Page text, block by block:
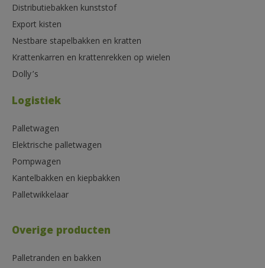
Distributiebakken kunststof
Export kisten
Nestbare stapelbakken en kratten
Krattenkarren en krattenrekken op wielen
Dolly’s
Logistiek
Palletwagen
Elektrische palletwagen
Pompwagen
Kantelbakken en kiepbakken
Palletwikkelaar
Overige producten
Palletranden en bakken